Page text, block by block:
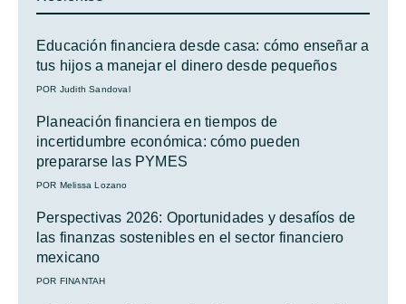
Educación financiera desde casa: cómo enseñar a
tus hijos a manejar el dinero desde pequeños
POR Judith Sandoval
Planeación financiera en tiempos de
incertidumbre económica: cómo pueden
prepararse las PYMES
POR Melissa Lozano
Perspectivas 2026: Oportunidades y desafíos de
las finanzas sostenibles en el sector financiero
mexicano
POR FINANTAH